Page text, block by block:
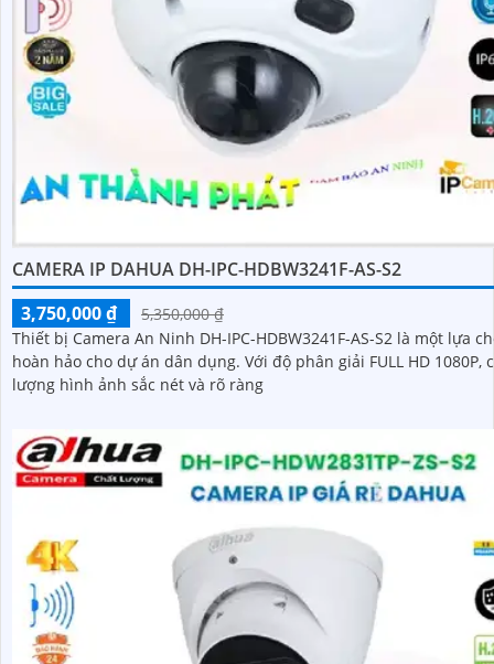
CAMERA IP DAHUA DH-IPC-HDBW3241F-AS-S2
3,750,000 ₫
5,350,000 ₫
Thiết bị Camera An Ninh DH-IPC-HDBW3241F-AS-S2 là một lựa
hoàn hảo cho dự án dân dụng. Với độ phân giải FULL HD 1080P, chất
lượng hình ảnh sắc nét và rõ ràng